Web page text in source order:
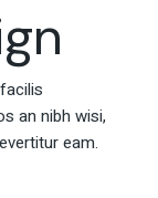
an nibh wisi,
eam.